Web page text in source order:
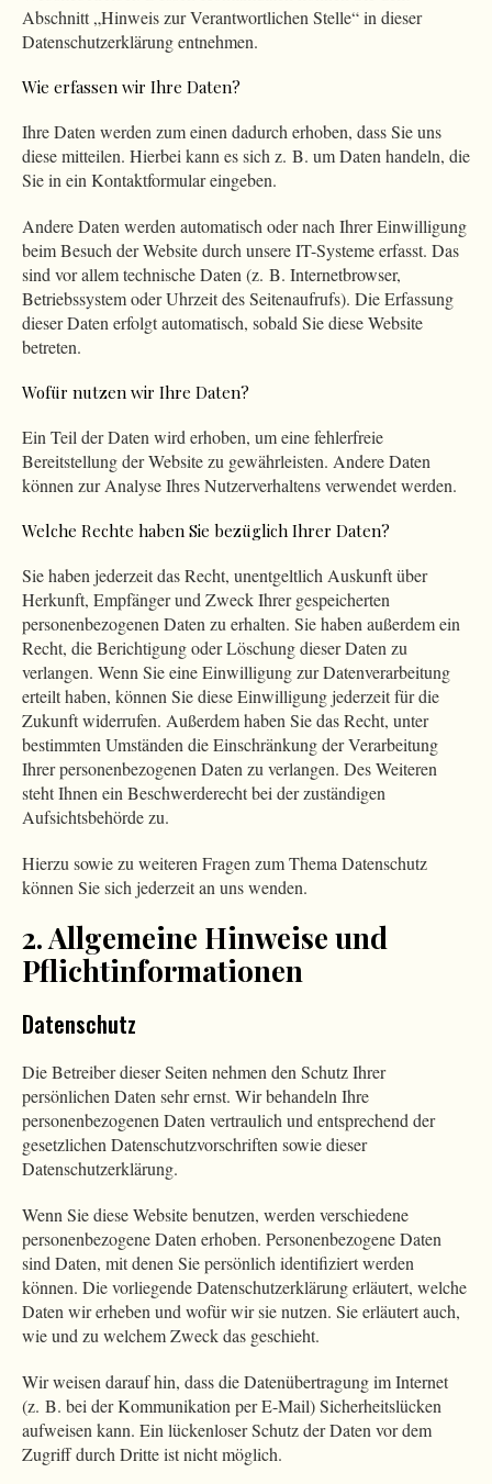
Abschnitt „Hinweis zur Verantwortlichen Stelle“ in dieser
Datenschutzerklärung entnehmen.
Wie erfassen wir Ihre Daten?
Ihre Daten werden zum einen dadurch erhoben, dass Sie uns
diese mitteilen. Hierbei kann es sich z. B. um Daten handeln, die
Sie in ein Kontaktformular eingeben.
Andere Daten werden automatisch oder nach Ihrer Einwilligung
beim Besuch der Website durch unsere IT-Systeme erfasst. Das
sind vor allem technische Daten (z. B. Internetbrowser,
Betriebssystem oder Uhrzeit des Seitenaufrufs). Die Erfassung
dieser Daten erfolgt automatisch, sobald Sie diese Website
betreten.
Wofür nutzen wir Ihre Daten?
Ein Teil der Daten wird erhoben, um eine fehlerfreie
Bereitstellung der Website zu gewährleisten. Andere Daten
können zur Analyse Ihres Nutzerverhaltens verwendet werden.
Welche Rechte haben Sie bezüglich Ihrer Daten?
Sie haben jederzeit das Recht, unentgeltlich Auskunft über
Herkunft, Empfänger und Zweck Ihrer gespeicherten
personenbezogenen Daten zu erhalten. Sie haben außerdem ein
Recht, die Berichtigung oder Löschung dieser Daten zu
verlangen. Wenn Sie eine Einwilligung zur Datenverarbeitung
erteilt haben, können Sie diese Einwilligung jederzeit für die
Zukunft widerrufen. Außerdem haben Sie das Recht, unter
bestimmten Umständen die Einschränkung der Verarbeitung
Ihrer personenbezogenen Daten zu verlangen. Des Weiteren
steht Ihnen ein Beschwerderecht bei der zuständigen
Aufsichtsbehörde zu.
Hierzu sowie zu weiteren Fragen zum Thema Datenschutz
können Sie sich jederzeit an uns wenden.
2. Allgemeine Hinweise und
Pflicht­informationen
Datenschutz
Die Betreiber dieser Seiten nehmen den Schutz Ihrer
persönlichen Daten sehr ernst. Wir behandeln Ihre
personenbezogenen Daten vertraulich und entsprechend der
gesetzlichen Datenschutzvorschriften sowie dieser
Datenschutzerklärung.
Wenn Sie diese Website benutzen, werden verschiedene
personenbezogene Daten erhoben. Personenbezogene Daten
sind Daten, mit denen Sie persönlich identifiziert werden
können. Die vorliegende Datenschutzerklärung erläutert, welche
Daten wir erheben und wofür wir sie nutzen. Sie erläutert auch,
wie und zu welchem Zweck das geschieht.
Wir weisen darauf hin, dass die Datenübertragung im Internet
(z. B. bei der Kommunikation per E-Mail) Sicherheitslücken
aufweisen kann. Ein lückenloser Schutz der Daten vor dem
Zugriff durch Dritte ist nicht möglich.